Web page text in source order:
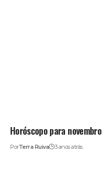
Horóscopo para novembro
PorTerra Ruiva 3 anos atrás